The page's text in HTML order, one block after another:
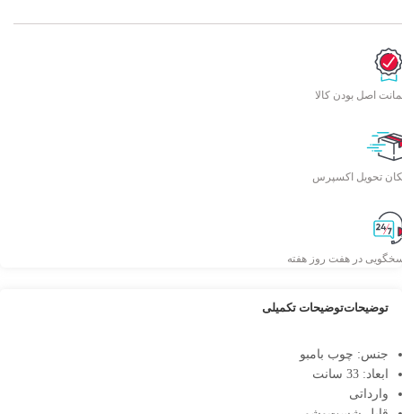
اصل بودن کالا
تحویل اکسپرس
در هفت روز هفته
توضیحاتتوضیحات تکمیلی
جنس: چوب بامبو
ابعاد: 33 سانت
وارداتی